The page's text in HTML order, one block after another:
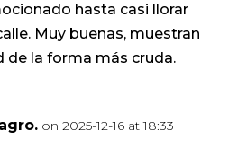
hasta casi llorar
Muy buenas, muestran
de la forma más cruda.
on 2025-12-16 at 18:33